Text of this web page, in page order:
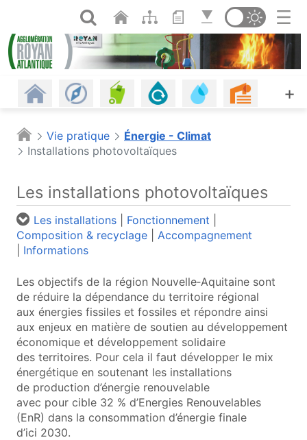
Saut au contenu principalOuvrir la rechercheChanger de
Revenir à l'accueil
Les communesGestion des déchets
AssainissementEau potable, eau
Offres d'emploi
ÉconomieAgriculture et alimentation
Espaces naturels
Les infosPortail cartographique
+
Vie pratique
Énergie - Climat
Installations photovoltaïques
Les installations photovoltaïques
Les installations| Fonctionnement
Composition & recyclage
Accompagnement
Informations
Les objectifs de la région Nouvelle‑Aquitaine sont
de réduire la dépendance du territoire régional
aux énergies fissiles et fossiles et répondre ainsi
aux enjeux en matière de soutien au développement
économique et développement solidaire
des territoires. Pour cela il faut développer le mix
énergétique en soutenant les installations
de production d’énergie renouvelable
avec pour cible 32 % d’Energies Renouvelables
(EnR) dans la consommation d’énergie finale
d’ici 2030.
Panneau de gestion des cookies